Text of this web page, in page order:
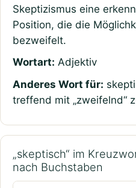
Skeptizismus eine
Position, die die
bezweifelt.
Wortart: Adjektiv
Anderes Wort für:
treffend mit „zweifelnd“
„skeptisch“ im
nach Buchstaben